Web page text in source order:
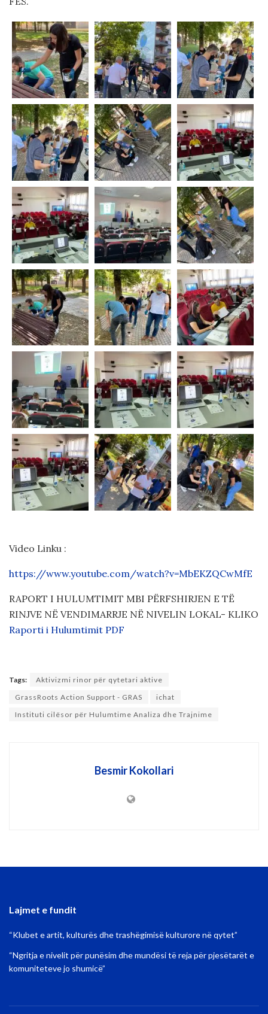
Video Linku :
https://www.youtube.com/watch?v=MbEKZQCwMfE
RAPORT I HULUMTIMIT MBI PËRFSHIRJEN E TË
RINJVE NË VENDIMARRJE NË NIVELIN LOKAL- KLIKO
Raporti i Hulumtimit PDF
Tags:
Aktivizmi rinor për qytetari aktive
GrassRoots Action Support - GRAS
ichat
Instituti cilësor për Hulumtime Analiza dhe Trajnime
Besmir Kokollari
Lajmet e fundit
“Klubet e artit, kulturës dhe trashëgimisë kulturore në qytet”
“Ngritja e nivelit për punësim dhe mundësi të reja për pjesëtarët e
komuniteteve jo shumicë”